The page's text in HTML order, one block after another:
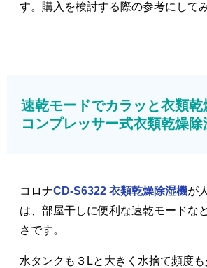
す。購入を検討する際の参考にして
速乾モードでカラッと衣類乾
コンプレッサー式衣類乾燥除
コロナCD-S6322 衣類乾燥除湿機が
は、部屋干しに便利な速乾モードな
さです。
水タンクも３Lと大きく水捨て頻度